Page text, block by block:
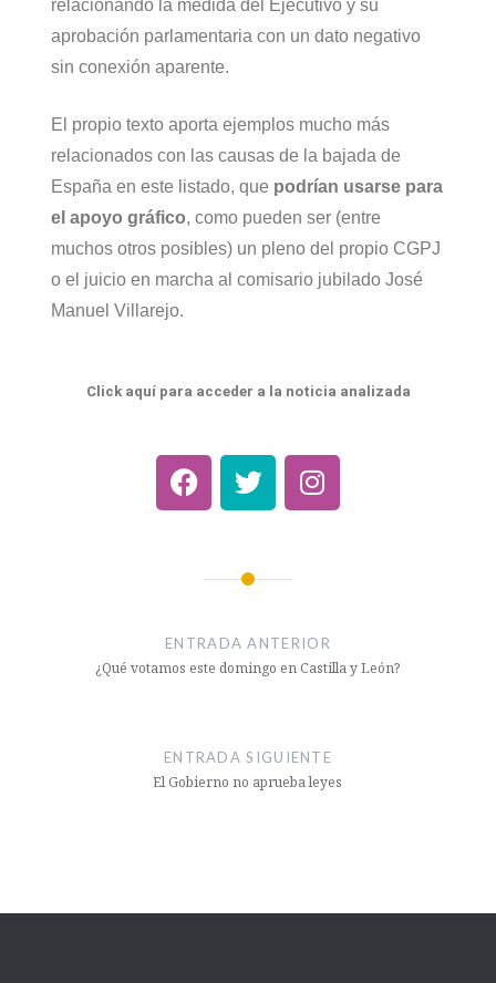
relacionando la medida del Ejecutivo y su
aprobación parlamentaria con un dato negativo
sin conexión aparente.
El propio texto aporta ejemplos mucho más
relacionados con las causas de la bajada de
España en este listado, que podrían usarse para
el apoyo gráfico, como pueden ser (entre
muchos otros posibles) un pleno del propio CGPJ
o el juicio en marcha al comisario jubilado José
Manuel Villarejo.
Click aquí para acceder a la noticia analizada
ENTRADA ANTERIOR
¿Qué votamos este domingo en Castilla y León?
ENTRADA SIGUIENTE
El Gobierno no aprueba leyes